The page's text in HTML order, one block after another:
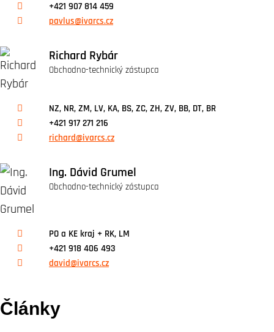
+421 907 814 459
pavlus@ivarcs.cz
Richard Rybár
Obchodno-technický zástupca
NZ, NR, ZM, LV, KA, BS, ZC, ZH, ZV, BB, DT, BR
+421 917 271 216
richard@ivarcs.cz
Ing. Dávid Grumel
Obchodno-technický zástupca
PO a KE kraj + RK, LM
+421 918 406 493
david@ivarcs.cz
Články